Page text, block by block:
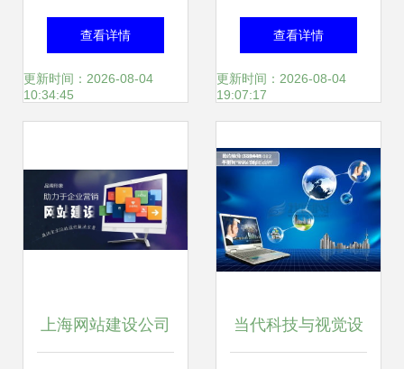
仅存的三家正部级
央企及新征程
查看详情
更新时间：2026-08-04
10:34:45
秀崛起 深圳盾盘科
技将亮相第十九届
查看详情
更新时间：2026-08-04
19:07:17
上海网站建设公司 当代科技与视觉设